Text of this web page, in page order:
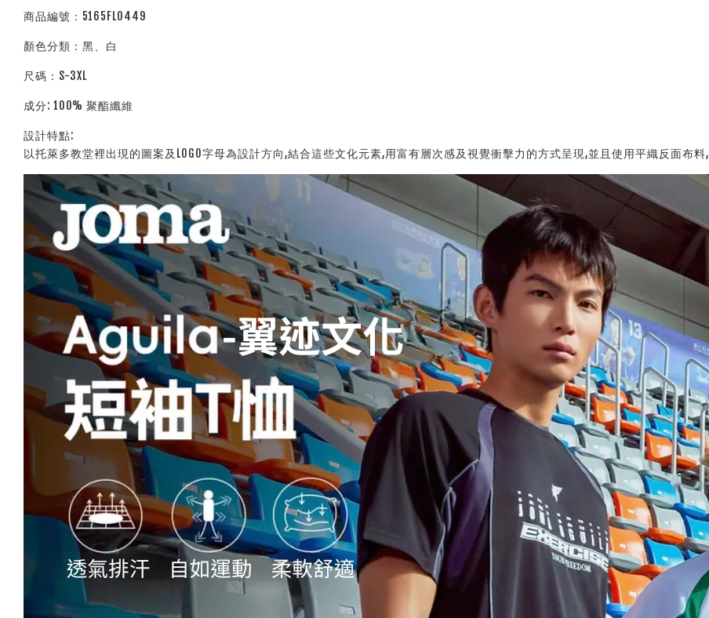
商品編號：5165FL0449
顏色分類：黑、白
尺碼：S-3XL
成分: 100% 聚酯纖維
設計特點:
以托萊多教堂裡出現的圖案及LOGO字母為設計方向,結合這些文化元素,用富有層次感及視覺衝擊力的方式呈現,並且使用平織反面布料